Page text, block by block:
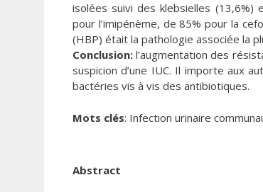
isolées suivi des klebsielles (13,6%)
pour l’imipénème, de 85% pour la
(HBP) était la pathologie associée la
Conclusion: l’augmentation des
suspicion d’une IUC. Il importe aux
bactéries vis à vis des antibiotiques.
Mots clés: Infection urinaire
Abstract